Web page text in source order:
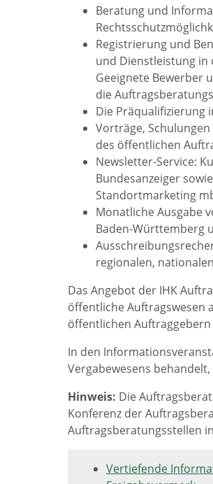
Beratung und
Registrierung und
und Dienstleistung in
Geeignete Bewerber
die
Die Präqualifizierung
Vorträge,
des öffentlichen
Newsletter-Service:
Bundesanzeiger
Standortmarketing
Monatliche Ausgabe
Baden-Württemberg
regionalen,
Das Angebot der IHK
öffentliche Auftragswesen
öffentlichen
In den
Vergabewesens
Hinweis: Die
Konferenz der
Auftragsberatungsstellen
Vertiefende